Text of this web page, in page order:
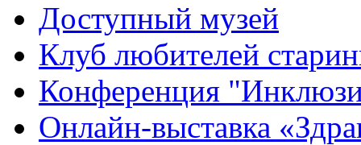
Доступный музей
Клуб любителей
Конференция
Онлайн-выставка